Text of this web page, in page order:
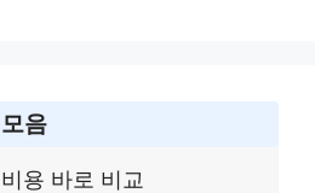
음
용 바로 비교